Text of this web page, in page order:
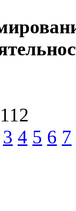
3 4 5 6 7